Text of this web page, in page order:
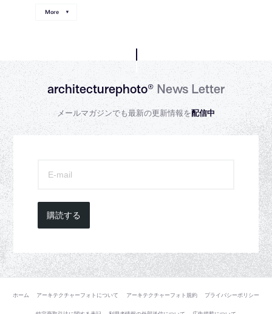
More
architecturephoto®News Letter
メールマガジンでも最新の更新情報を配信中
購読する
ホーム アーキテクチャーフォトについて アーキテクチャーフォト規約 プライバシーポリシー